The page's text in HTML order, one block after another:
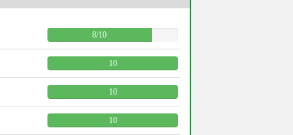
8/10
10
10
10